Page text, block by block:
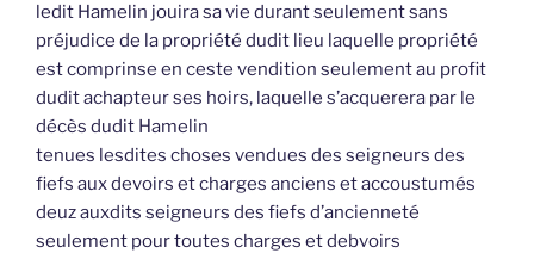
ledit Hamelin jouira sa vie durant seulement sans
préjudice de la propriété dudit lieu laquelle propriété
est comprinse en ceste vendition seulement au profit
dudit achapteur ses hoirs, laquelle s’acquerera par le
décès dudit Hamelin
tenues lesdites choses vendues des seigneurs des
fiefs aux devoirs et charges anciens et accoustumés
deuz auxdits seigneurs des fiefs d’ancienneté
seulement pour toutes charges et debvoirs